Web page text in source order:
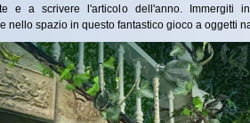
e a scrivere l'articolo dell'anno. Immergiti
nello spazio in questo fantastico gioco a oggetti